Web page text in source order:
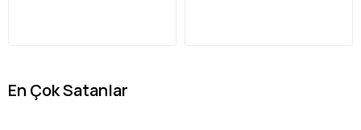
En Çok Satanlar